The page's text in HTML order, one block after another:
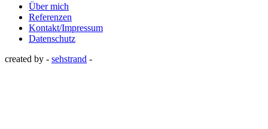
Über mich
Referenzen
Kontakt/Impressum
Datenschutz
created by - sehstrand -